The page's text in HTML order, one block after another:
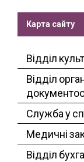
Карта сайту
Відділ
Відділ
Служба у
Медичні
Відділ